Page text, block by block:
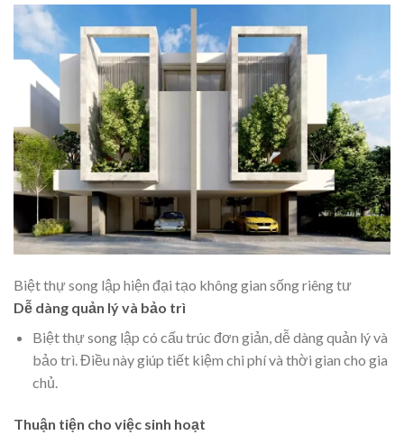
Biệt thự song lập hiện đại tạo không gian sống riêng tư
Dễ dàng quản lý và bảo trì
Biệt thự song lập có cấu trúc đơn giản, dễ dàng quản lý và
bảo trì. Điều này giúp tiết kiệm chi phí và thời gian cho gia
chủ.
Thuận tiện cho việc sinh hoạt